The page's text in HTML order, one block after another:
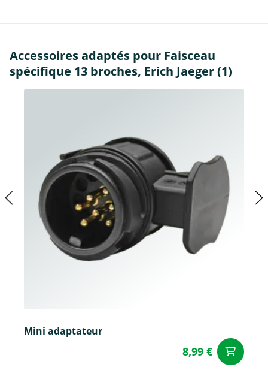
Accessoires adaptés pour Faisceau
spécifique 13 broches, Erich Jaeger (1)
Mini adaptateur
8,99 €